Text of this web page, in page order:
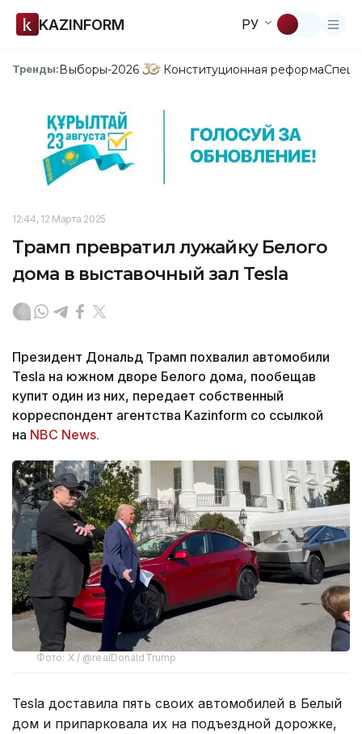
KAZINFORM РУ
Тренды:Выборы-2026 Конституционная реформа
12:44, 12 Марта 2025
Трамп превратил лужайку Белого
дома в выставочный зал Tesla
Президент Дональд Трамп похвалил автомобили
Tesla на южном дворе Белого дома, пообещав
купит один из них, передает собственный
корреспондент агентства Kazinform со ссылкой
на NBC News.
Фото: Х / @realDonaldTrump
Tesla доставила пять своих автомобилей в Белый
дом и припарковала их на подъездной дорожке,